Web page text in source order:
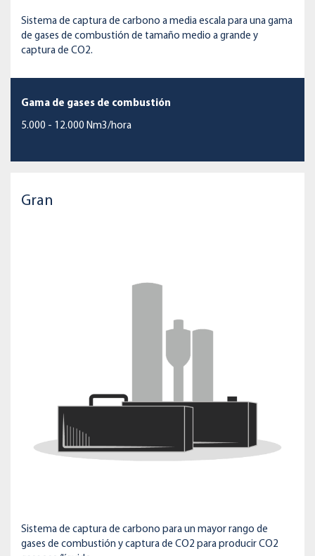
Sistema de captura de carbono a media escala para una gama
de gases de combustión de tamaño medio a grande y
captura de CO2.
Gama de gases de combustión
5.000 - 12.000 Nm3/hora
Gran
Sistema de captura de carbono para un mayor rango de
gases de combustión y captura de CO2 para producir CO2